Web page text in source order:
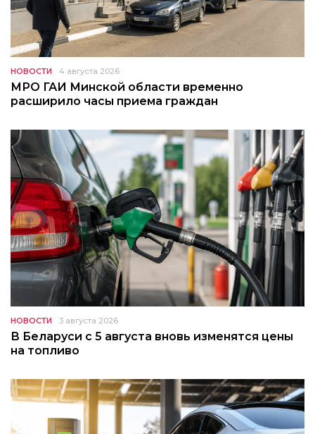
НОВОСТИ 4 августа 2026
МРО ГАИ Минской области временно
расширило часы приема граждан
НОВОСТИ 3 августа 2026
В Беларуси с 5 августа вновь изменятся цены
на топливо